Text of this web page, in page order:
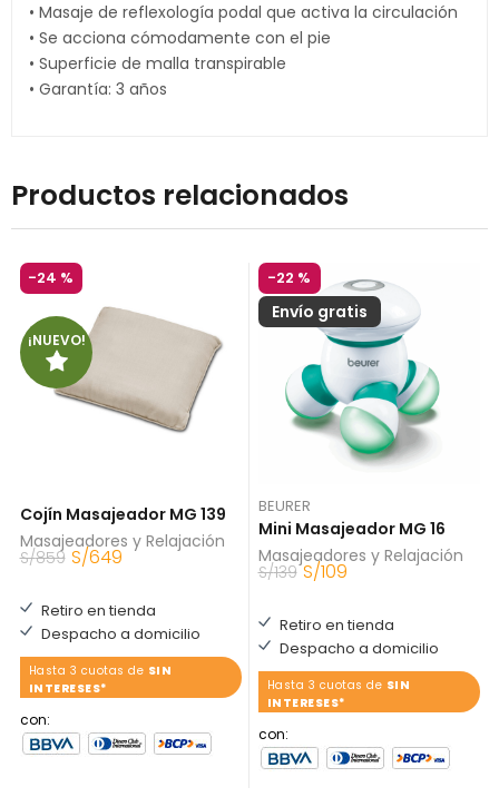
• Masaje de reflexología podal que activa la circulación
• Se acciona cómodamente con el pie
• Superficie de malla transpirable
• Garantía: 3 años
Productos relacionados
-24 %
¡NUEVO!
Cojín Masajeador MG 139
Masajeadores y Relajación
S/859 S/649
Retiro en tienda
Despacho a domicilio
Hasta 3 cuotas de SIN
INTERESES*
con:
-22 %
Envío gratis
BEURER
Mini Masajeador MG 16
Masajeadores y Relajación
S/139 S/109
Retiro en tienda
Despacho a domicilio
Hasta 3 cuotas de SIN
INTERESES*
con: